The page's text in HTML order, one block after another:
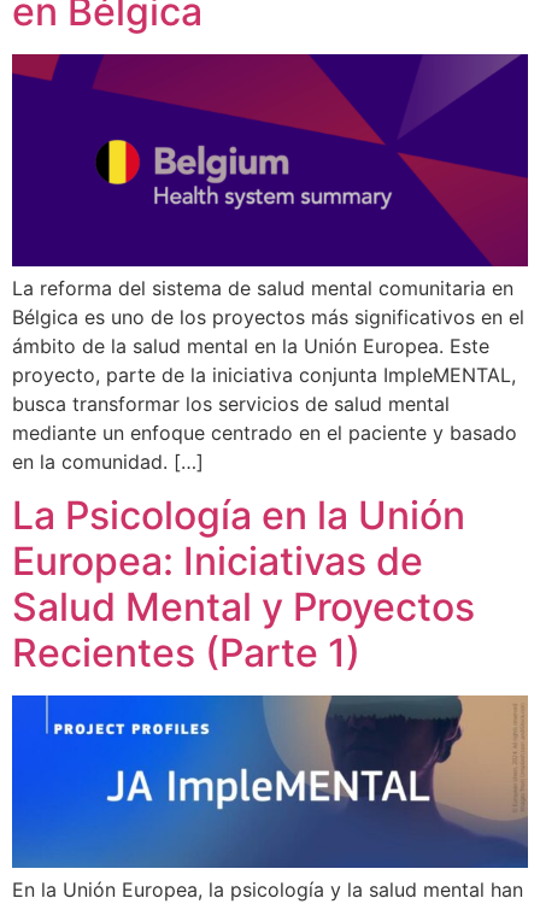
en Bélgica
La reforma del sistema de salud mental comunitaria en
Bélgica es uno de los proyectos más significativos en el
ámbito de la salud mental en la Unión Europea. Este
proyecto, parte de la iniciativa conjunta ImpleMENTAL,
busca transformar los servicios de salud mental
mediante un enfoque centrado en el paciente y basado
en la comunidad. […]
La Psicología en la Unión
Europea: Iniciativas de
Salud Mental y Proyectos
Recientes (Parte 1)
En la Unión Europea, la psicología y la salud mental han